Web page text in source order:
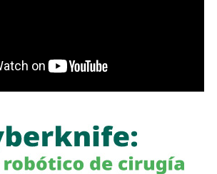
explicado el proceso de